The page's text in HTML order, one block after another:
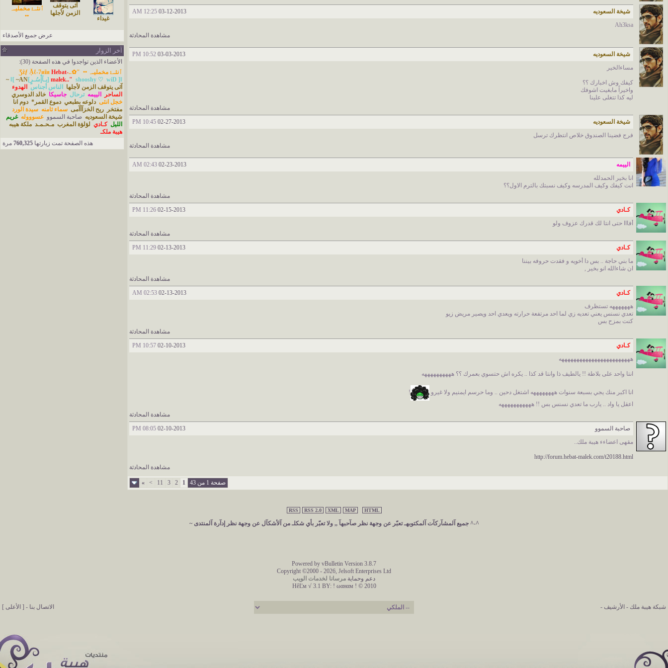
03-12-2013
12:25 AM
شيخة السعوديه
Ah3ksa
مشاهدة المحادثة
03-03-2013
10:52 PM
شيخة السعوديه
مساءالخير
كيفك وش اخبارك ؟؟
واخيراً مابغيت اشوفك
ليه كذا تتغلى علينا
مشاهدة المحادثة
02-27-2013
10:45 PM
شيخة السعوديه
فرج فضينا الصندوق خلاص انتظرك ترسل
مشاهدة المحادثة
02-23-2013
02:43 AM
الييمه
انا بخير الحمدلله
انت كيفك وكيف المدرسه وكيف نسبتك بالترم الاول؟؟
مشاهدة المحادثة
02-15-2013
11:26 PM
كـادي
أفااا حتى انتا لك قدرك عزوف ولو
مشاهدة المحادثة
02-13-2013
11:29 PM
كـادي
ما بني حاجة .. بس دا أخويه و فقدت حروفه بيننا
ان شاءالله انو بخير ,
مشاهدة المحادثة
02-13-2013
02:53 AM
كـادي
هههههههه تستظرف
تعدي نسنس يعني تعديه زي لما احد مرتفعة حرارته ويعدي احد ويصير مريض زيو
كنت بمزح بس
مشاهدة المحادثة
02-10-2013
10:57 PM
كـادي
ههههههههههههههههههههههههه
انتا واحد على بلاطة !! يالطيف ذا وانتا قد كذا .. يكره اش حتسوي بعمرك ؟؟ ههههههههههه
انا اكبر منك يجي بسبعة سنوات ههههههههه اشتغل دحين .. وما حرسم ايمنيم ولا غيرو
!
اعقل يا واد .. يارب ما تعدي نسنس بس !! هههههههههههه
مشاهدة المحادثة
02-10-2013
08:05 PM
صاحبة السموو
مقهى اعضاءء هيبة ملك..
http://forum.hebat-malek.com/t20188.html
مشاهدة المحادثة
صفحة 1 من 43 1
2
3
11
>
»
غيداء
آثى يتوقف
الزمن لأجلها
ٱنثـﮱ مخمليـﮧ
••
عرض جميع الأصدقاء
آخر الزوار
الأعضاء الذين تواجدوا في هذه الصفحة (30):
ٱنثـﮱ مخمليـﮧ •• "✿..Ʒẑƒ Ặℓ-7иĩи
Hebat-
malek.." shooshy ♡ wiD ]ǁ[يـآإْسُـرٍ]ǁ[
~AN~
آثى يتوقف الزمن لأجلها
الناس أجناس
الهدوء
الساحر
الييمه ترحال جاسيكا خالد الدوسري
خجل انثى دلوعه بطبعي دموع القمر* دوم انا
مفتخر
ريح الخزآآآمى سماء ثامنه سيدة الورد
شيخة السعوديه صاحبة السموو عسوووله غريم
الليل كـادي لؤلؤة المغرب مـحـمـد ملكة هيبه
هيبة ملكـ
هذه الصفحة تمت زيارتها 760,325 مرة
RSS RSS 2.0 XML MAP HTML
^-^ جميع آلمشآركآت آلمكتوبهـ تعبّر عن وجهة نظر صآحبهآ ,, ولا تعبّر بأي شكلـ من آلأشكآل عن وجهة نظر إدآرة آلمنتدى ~
Powered by vBulletin Version 3.8.7
Copyright ©2000 - 2026, Jelsoft Enterprises Ltd
دعم وحماية مرسانا لخدمات الويب
HêĽм √ 3.1 BY:! ωαнαм ! © 2010
شبكة هيبة ملك - الأرشيف - الاتصال بنا - [ الأعلى ]